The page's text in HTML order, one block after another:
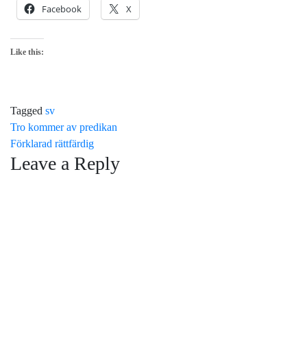
Facebook X
Like this:
Tagged sv
Post
navigation
Tro kommer av predikan
Förklarad rättfärdig
Leave a Reply